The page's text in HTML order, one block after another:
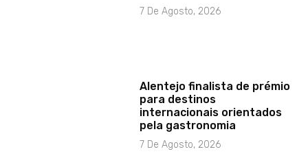
7 De Agosto, 2026
Alentejo finalista de prémio
para destinos
internacionais orientados
pela gastronomia
7 De Agosto, 2026